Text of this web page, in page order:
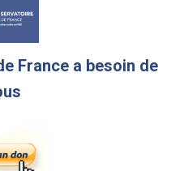
France a besoin de